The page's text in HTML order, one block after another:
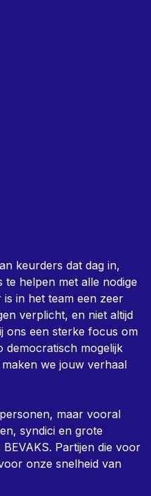
keurders dat dag in,
te helpen met alle nodige
in het team een zeer
verplicht, en niet altijd
ons een sterke focus om
democratisch mogelijk
we jouw verhaal
maar vooral
syndici en grote
Partijen die voor
onze snelheid van